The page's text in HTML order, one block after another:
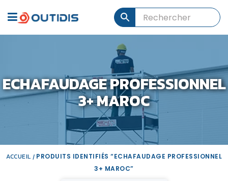
ECHAFAUDAGE PROFESSIONNEL
3+ MAROC
ACCUEIL / PRODUITS IDENTIFIÉS “ECHAFAUDAGE PROFESSIONNEL
3+ MAROC”